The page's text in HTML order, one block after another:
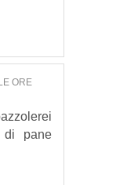
ORE
pane